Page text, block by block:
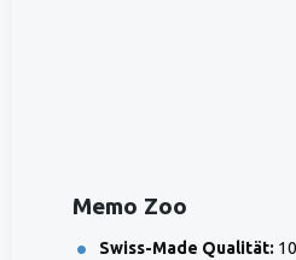
Memo Zoo
Swiss-Made Qualität: